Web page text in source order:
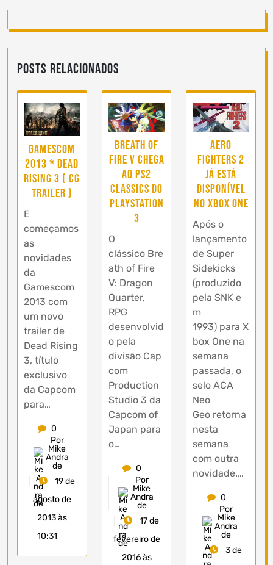
Posts Relacionados
Gamescom
2013 * Dead
Rising 3 ( CG
Trailer )
E
começamos
as
novidades
da
Gamescom
2013 com
um novo
trailer de
Dead Rising
3, título
exclusivo
da Capcom
para…
0
Por
Mike
Andra
de
19 de
agosto de
2013 às
10:31
Breath of
Fire V chega
ao PS2
Classics do
PlayStation
3
O
clássico Bre
ath of Fire
V: Dragon
Quarter,
RPG
desenvolvid
o pela
divisão Cap
com
Production
Studio 3 da
Capcom of
Japan para
o…
0
Por
Mike
Andra
de
17 de
fevereiro de
2016 às
Aero
Fighters 2
já está
disponível
no Xbox One
Após o
lançamento
de Super
Sidekicks
(produzido
pela SNK e
m
1993) para X
box One na
semana
passada, o
selo ACA
Neo
Geo retorna
nesta
semana
com outra
novidade.…
0
Por
Mike
Andra
de
3 de